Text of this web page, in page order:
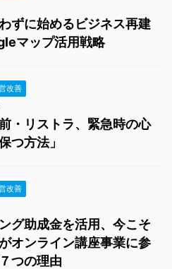
ずに始めるビジネス再建
マップ活用戦略
改善
前・リストラ、緊急時の心
つ方法」
改善
グ助成金を活用、今こそ
オンライン講座事業に参
つの理由